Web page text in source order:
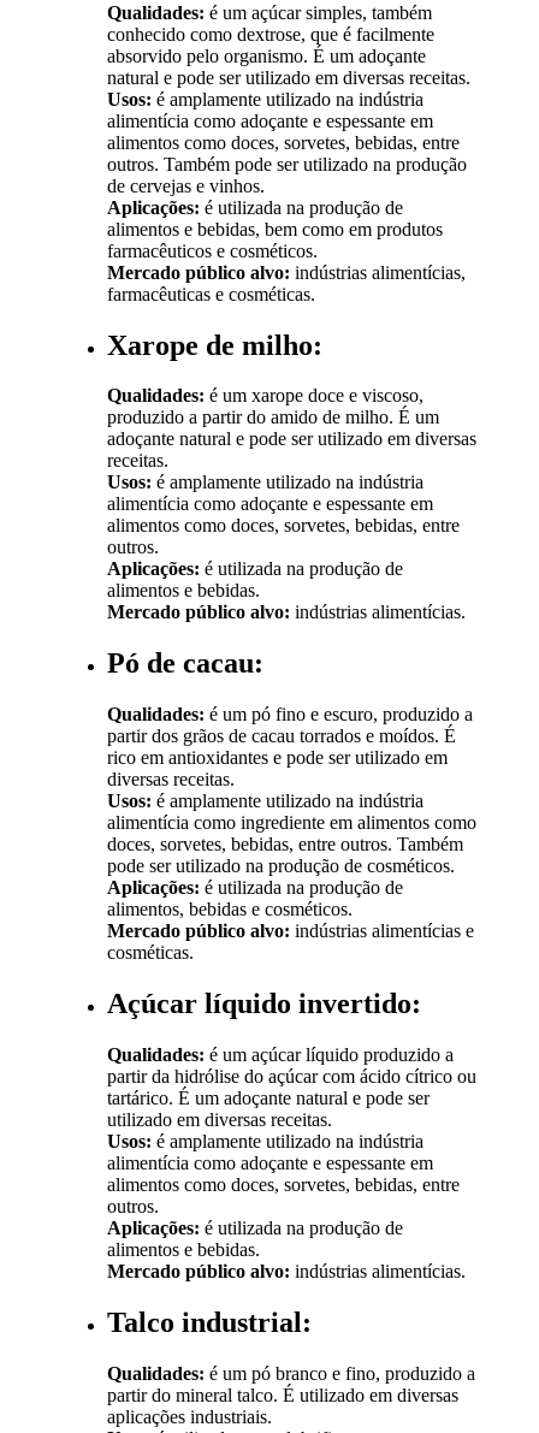
Qualidades: é um açúcar simples, também
conhecido como dextrose, que é facilmente
absorvido pelo organismo. É um adoçante
natural e pode ser utilizado em diversas receitas.
Usos: é amplamente utilizado na indústria
alimentícia como adoçante e espessante em
alimentos como doces, sorvetes, bebidas, entre
outros. Também pode ser utilizado na produção
de cervejas e vinhos.
Aplicações: é utilizada na produção de
alimentos e bebidas, bem como em produtos
farmacêuticos e cosméticos.
Mercado público alvo: indústrias alimentícias,
farmacêuticas e cosméticas.
Xarope de milho:
Qualidades: é um xarope doce e viscoso,
produzido a partir do amido de milho. É um
adoçante natural e pode ser utilizado em diversas
receitas.
Usos: é amplamente utilizado na indústria
alimentícia como adoçante e espessante em
alimentos como doces, sorvetes, bebidas, entre
outros.
Aplicações: é utilizada na produção de
alimentos e bebidas.
Mercado público alvo: indústrias alimentícias.
Pó de cacau:
Qualidades: é um pó fino e escuro, produzido a
partir dos grãos de cacau torrados e moídos. É
rico em antioxidantes e pode ser utilizado em
diversas receitas.
Usos: é amplamente utilizado na indústria
alimentícia como ingrediente em alimentos como
doces, sorvetes, bebidas, entre outros. Também
pode ser utilizado na produção de cosméticos.
Aplicações: é utilizada na produção de
alimentos, bebidas e cosméticos.
Mercado público alvo: indústrias alimentícias e
cosméticas.
Açúcar líquido invertido:
Qualidades: é um açúcar líquido produzido a
partir da hidrólise do açúcar com ácido cítrico ou
tartárico. É um adoçante natural e pode ser
utilizado em diversas receitas.
Usos: é amplamente utilizado na indústria
alimentícia como adoçante e espessante em
alimentos como doces, sorvetes, bebidas, entre
outros.
Aplicações: é utilizada na produção de
alimentos e bebidas.
Mercado público alvo: indústrias alimentícias.
Talco industrial:
Qualidades: é um pó branco e fino, produzido a
partir do mineral talco. É utilizado em diversas
aplicações industriais.